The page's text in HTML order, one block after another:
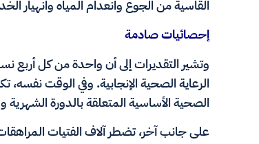
القاسية من الجوع وانعدام المياه وانهيار
إحصائيات صادمة
وتشير التقديرات إلى أن واحدة من كل
الصحية الأساسية المتعلقة بالدورة
على جانب آخر، تضطر آلاف الفتيات